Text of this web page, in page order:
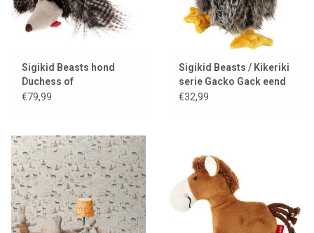
Sigikid Beasts hond
Duchess of
Hampershire
€79,99
Sigikid Beasts / Kikeriki
serie Gacko Gack eend
€32,99